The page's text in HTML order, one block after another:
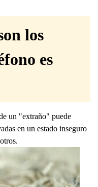
los
es
un "extraño" puede
en un estado inseguro